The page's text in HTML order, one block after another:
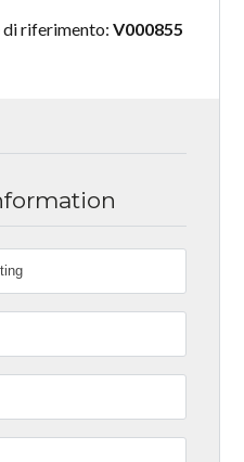
di riferimento: V000855